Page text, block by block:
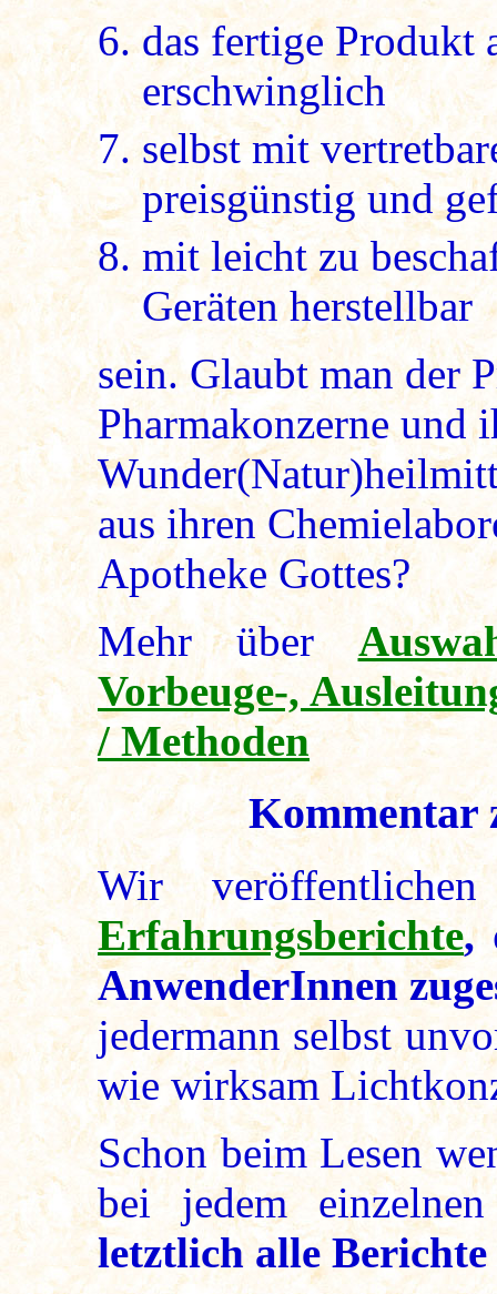
das fertige Produkt
erschwinglich
selbst mit
preisgünstig und
mit leicht zu
Geräten herstellbar
sein. Glaubt man der
Pharmakonzerne und
aus ihren
Apotheke Gottes?
Mehr über
Vorbeuge-,
/ Methoden
Kommentar
Wir
Erfahrungsberichte,
AnwenderInnen
jedermann selbst
wie wirksam
Schon beim Lesen
bei jedem
letztlich alle Berichte